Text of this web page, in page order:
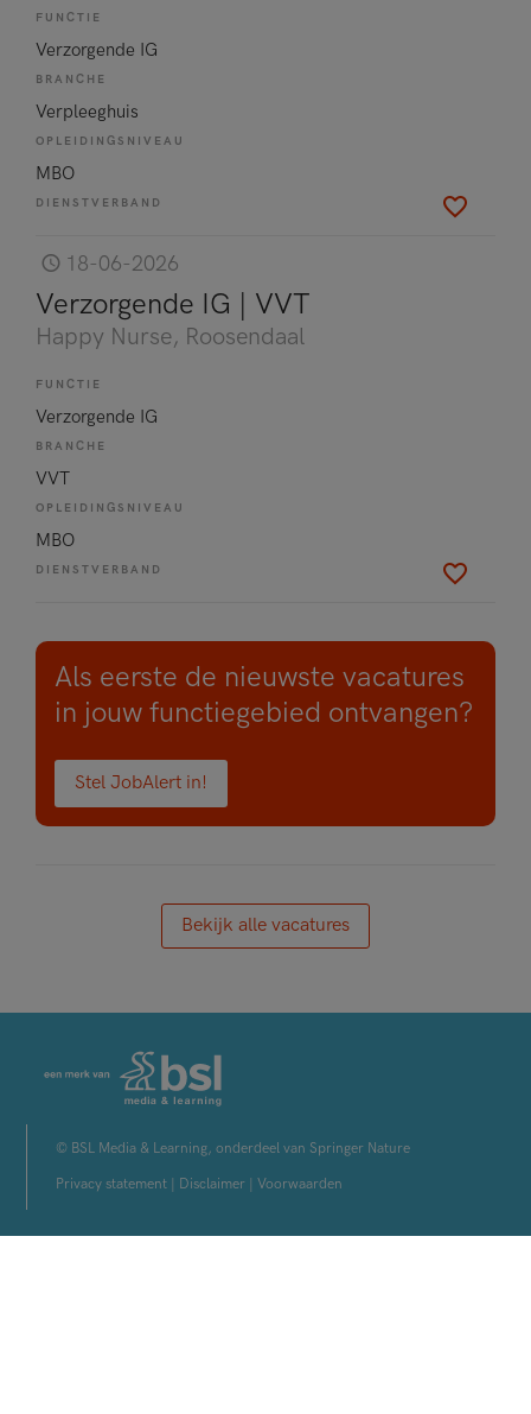
FUNCTIE
Verzorgende IG
BRANCHE
Verpleeghuis
OPLEIDINGSNIVEAU
MBO
DIENSTVERBAND
18-06-2026
Verzorgende IG | VVT
Happy Nurse, Roosendaal
FUNCTIE
Verzorgende IG
BRANCHE
VVT
OPLEIDINGSNIVEAU
MBO
DIENSTVERBAND
Als eerste de nieuwste vacatures
in jouw functiegebied ontvangen?
Stel JobAlert in!
Bekijk alle vacatures
© BSL Media & Learning, onderdeel van Springer Nature
Privacy statement
Disclaimer Voorwaarden